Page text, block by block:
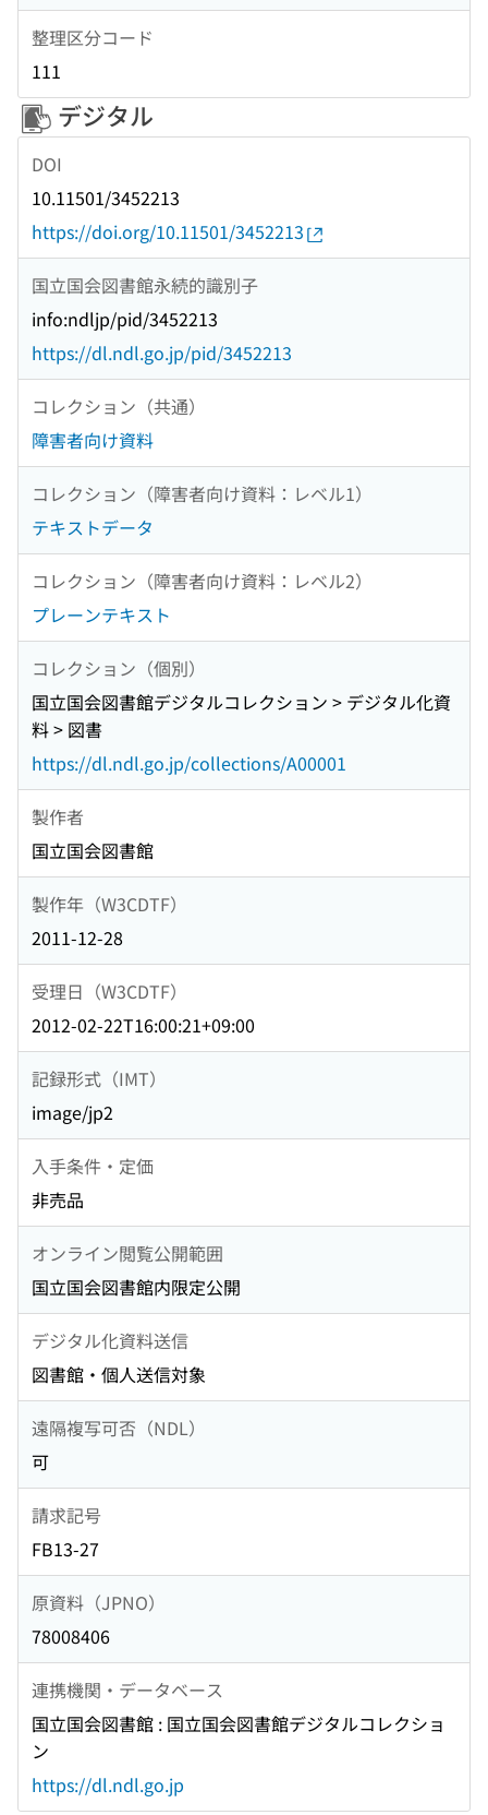
整理区分コード
111
デジタル
DOI
10.11501/3452213
https://doi.org/10.11501/3452213
国立国会図書館永続的識別子
info:ndljp/pid/3452213
https://dl.ndl.go.jp/pid/3452213
コレクション（共通）
障害者向け資料
コレクション（障害者向け資料：レベル1）
テキストデータ
コレクション（障害者向け資料：レベル2）
プレーンテキスト
コレクション（個別）
国立国会図書館デジタルコレクション > デジタル化資
料 > 図書
https://dl.ndl.go.jp/collections/A00001
製作者
国立国会図書館
製作年（W3CDTF）
2011-12-28
受理日（W3CDTF）
2012-02-22T16:00:21+09:00
記録形式（IMT）
image/jp2
入手条件・定価
非売品
オンライン閲覧公開範囲
国立国会図書館内限定公開
デジタル化資料送信
図書館・個人送信対象
遠隔複写可否（NDL）
可
請求記号
FB13-27
原資料（JPNO）
78008406
連携機関・データベース
国立国会図書館 : 国立国会図書館デジタルコレクショ
ン
https://dl.ndl.go.jp